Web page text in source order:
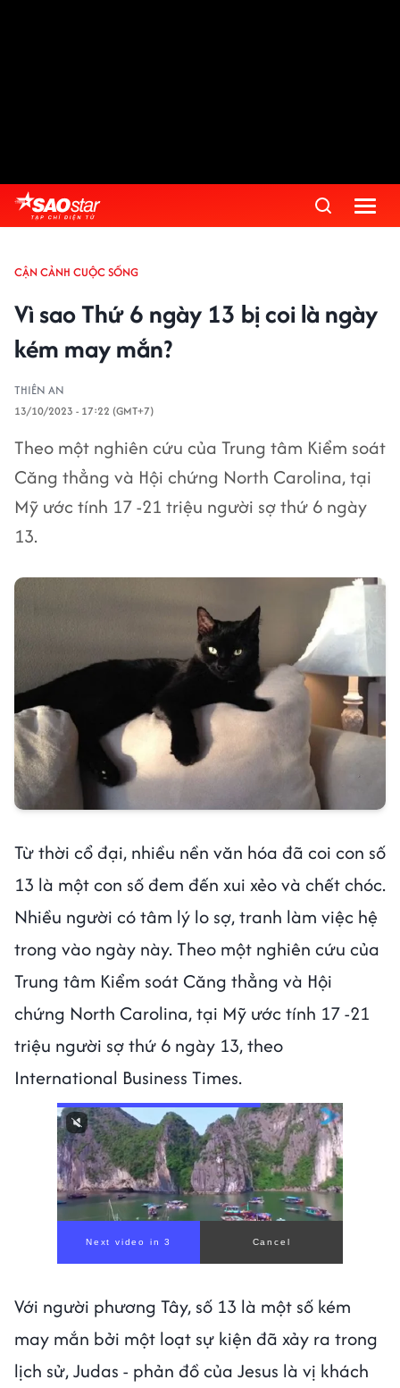
CẬN CẢNH CUỘC SỐNG
Vì sao Thứ 6 ngày 13 bị coi là ngày
kém may mắn?
THIÊN AN
13/10/2023 - 17:22 (GMT+7)
Theo một nghiên cứu của Trung tâm Kiểm soát
Căng thẳng và Hội chứng North Carolina, tại
Mỹ ước tính 17 -21 triệu người sợ thứ 6 ngày
13.
Từ thời cổ đại, nhiều nền văn hóa đã coi con số
13 là một con số đem đến xui xẻo và chết chóc.
Nhiều người có tâm lý lo sợ, tranh làm việc hệ
trong vào ngày này. Theo một nghiên cứu của
Trung tâm Kiểm soát Căng thẳng và Hội
chứng North Carolina, tại Mỹ ước tính 17 -21
triệu người sợ thứ 6 ngày 13, theo
International Business Times.
Next video in 1 Cancel
Với người phương Tây, số 13 là một số kém
may mắn bởi một loạt sự kiện đã xảy ra trong
lịch sử, Judas - phản đồ của Jesus là vị khách